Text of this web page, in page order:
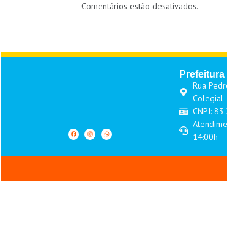
Comentários estão desativados.
Rua
Colegial
CNPJ:
14:00h